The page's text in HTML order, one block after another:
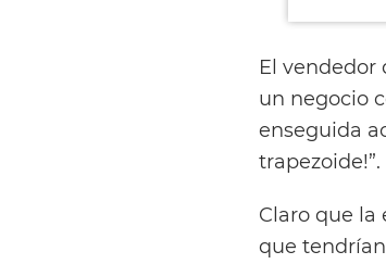
El vendedor
un negocio
enseguida
trapezoide!”.
Claro que la
que